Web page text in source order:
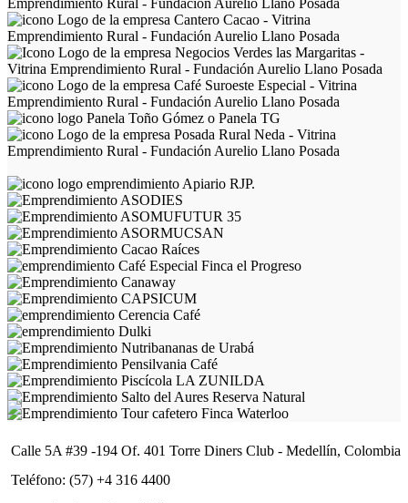
Calle 5A #39 -194 Of. 401 Torre Diners Club - Medellín, Colombia
Teléfono: (57) +4 316 4400